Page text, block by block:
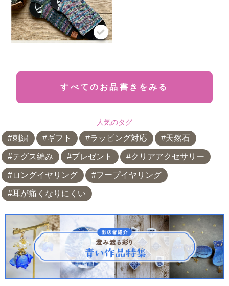
すべてのお品書きをみる
人気のタグ
刺繍 ギフト ラッピング対応 天然石
テグス編み プレゼント クリアアクセサリー
ロングイヤリング フープイヤリング
耳が痛くなりにくい
共有方法を選択